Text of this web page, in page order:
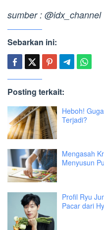
sumber : @idx_channel
Sebarkan ini:
Posting terkait:
Heboh!
Terjadi?
Mengasah
Menyusun
Profil Ryu
Pacar dari